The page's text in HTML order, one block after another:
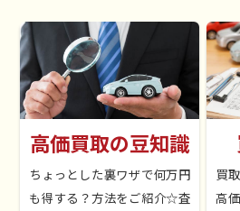
もしくはホー
ください。
出張査定のご
いたします。
愛車を
高価買取の豆知識
ちょっとした裏ワザで何万円
も得する？方法をご紹介☆査
買
高